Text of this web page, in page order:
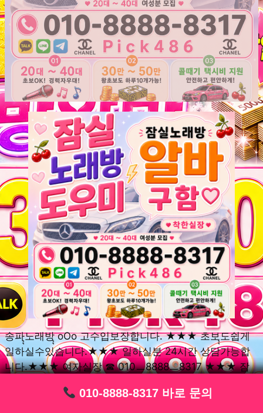
010-8888-8317 바로 문의
010-8888-8317 바로 문의
010-8888-8317 바로 문의
010-8888-8317 바로 문의
010-8888-8317 바로 문의
010-8888-8317 바로 문의
송파ุุ노래방ุุ oOo 고수입보장합니다. ★★★ 초보ุุ도쉽게
일하실수있습니다.★★★ 일하실분 24시간 상담가능합
니다.★★★ 여자실장 ☎ 010ㅡ8888ㅡ8317 ★★★ 잠
세요. 여성ㅣุุ알바ุุㅣ여기 신천동ุุ노래방ุุ ◞✿ 풍납동ุุ노래방ุุ
010-8888-8317 바로 문의
010-8888-8317 바로 문의
010-8888-8317 바로 문의